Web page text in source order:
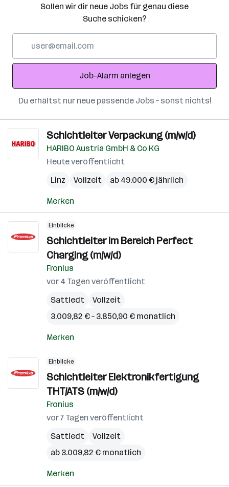
Sollen wir dir neue Jobs für genau diese
Suche schicken?
Adresse
Job-Alarm anlegen
Du erhältst nur neue passende Jobs – sonst nichts!
Schichtleiter Verpackung (m/w/d)
HARIBO Austria GmbH & Co KG
Heute veröffentlicht
Linz
Vollzeit ab 49.000 € jährlich
Merken
Einblicke
Schichtleiter im Bereich Perfect
Charging (m/w/d)
Fronius
vor 4 Tagen veröffentlicht
Sattledt
Vollzeit
3.009,82 € – 3.850,90 € monatlich
Merken
Einblicke
Schichtleiter Elektronikfertigung
THT/ATS (m/w/d)
Fronius
vor 7 Tagen veröffentlicht
Sattledt
Vollzeit
ab 3.009,82 € monatlich
Merken